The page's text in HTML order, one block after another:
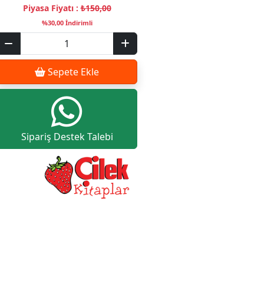
Piyasa Fiyatı :₺150,00
%30,00 İndirimli
Sepete Ekle
Sipariş Destek Talebi